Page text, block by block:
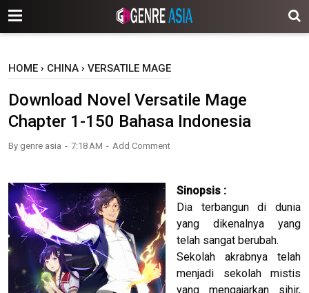
-->
HOME › CHINA › VERSATILE MAGE
Download Novel Versatile Mage
Chapter 1-150 Bahasa Indonesia
By genre asia 7:18 AM Add Comment
Sinopsis :
Dia terbangun di dunia
yang dikenalnya yang
telah sangat berubah.
Sekolah akrabnya telah
menjadi sekolah mistis
yang mengajarkan sihir,